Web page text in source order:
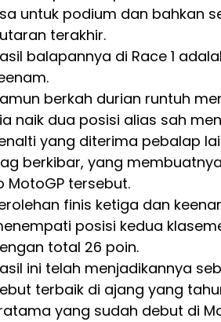
untuk podium dan bahkan
terakhir.
balapannya di Race 1
berkah durian runtuh
naik dua posisi alias sah
yang diterima pebalap
berkibar, yang
MotoGP tersebut.
finis ketiga dan
posisi kedua
total 26 poin.
ini telah menjadikannya
terbaik di ajang yang
yang sudah debut di